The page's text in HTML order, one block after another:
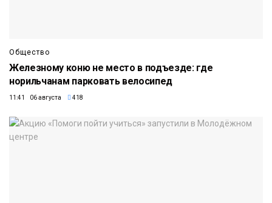
Общество
Железному коню не место в подъезде: где
норильчанам парковать велосипед
11:41 06 августа 418